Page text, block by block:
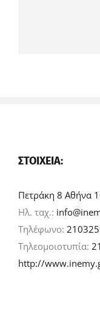
ΣΤΟΙΧΕΊΑ:
Πετράκη 8 Αθήνα
Ηλ. ταχ.:
Τηλέφωνο:
Τηλεομοιοτυπία:
http://